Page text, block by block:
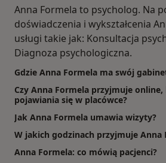
Anna Formela to psycholog. Na
doświadczenia i wykształcenia
usługi takie jak: Konsultacja
Diagnoza psychologiczna.
Gdzie Anna Formela ma swój
Czy Anna Formela przyjmuje online,
pojawiania się w placówce?
Jak Anna Formela umawia wizyty?
W jakich godzinach przyjmuje Anna
Anna Formela: co mówią pacjenci?